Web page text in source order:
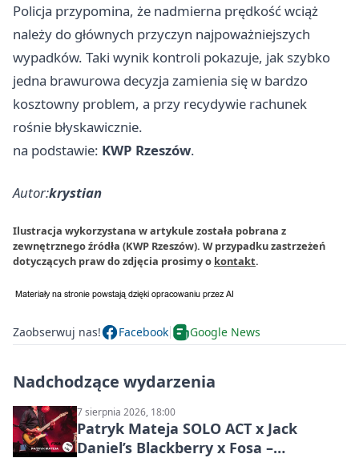
Policja przypomina, że nadmierna prędkość wciąż
należy do głównych przyczyn najpoważniejszych
wypadków. Taki wynik kontroli pokazuje, jak szybko
jedna brawurowa decyzja zamienia się w bardzo
kosztowny problem, a przy recydywie rachunek
rośnie błyskawicznie.
na podstawie: KWP Rzeszów.
Autor:krystian
Ilustracja wykorzystana w artykule została pobrana z
zewnętrznego źródła (KWP Rzeszów). W przypadku zastrzeżeń
dotyczących praw do zdjęcia prosimy o kontakt.
Zaobserwuj nas! Facebook Google News
Nadchodzące wydarzenia
7 sierpnia 2026, 18:00
Patryk Mateja SOLO ACT x Jack
Daniel’s Blackberry x Fosa –